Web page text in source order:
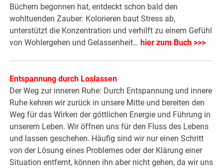
Büchern begonnen hat, entdeckt schon bald den
wohltuenden Zauber: Kolorieren baut Stress ab,
unterstützt die Konzentration und verhilft zu einem Gefühl
von Wohlergehen und Gelassenheit…hier zum Buch >>>
Entspannung durch Loslassen
Der Weg zur inneren Ruhe: Durch Entspannung und innere
Ruhe kehren wir zurück in unsere Mitte und bereiten den
Weg für das Wirken der göttlichen Energie und Führung in
unserem Leben. Wir öffnen uns für den Fluss des Lebens
und lassen geschehen. Häufig sind wir nur einen Schritt
von der Lösung eines Problemes oder der Klärung einer
Situation entfernt, können ihn aber nicht gehen, da wir uns